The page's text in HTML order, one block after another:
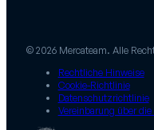
© 2026 Mercateam. Alle
Rechtliche Hinweise
Cookie-Richtlinie
Datenschutzrichtlinie
Vereinbarung über